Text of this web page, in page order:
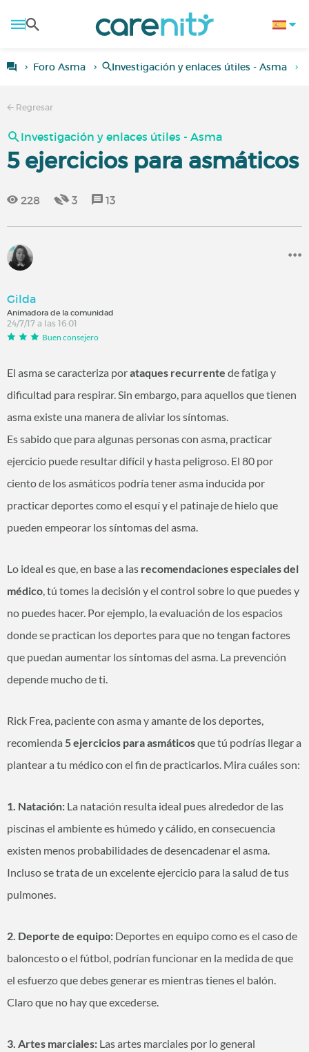
Foro Asma Investigación y enlaces útiles - Asma
Regresar
Investigación y enlaces útiles - Asma
5 ejercicios para asmáticos
228 3 13
Gilda
Animadora de la comunidad
24/7/17 a las 16:01
Buen consejero
El asma se caracteriza porataques recurrente de fatiga y
dificultad para respirar. Sin embargo, para aquellos que tienen
asma existe una manera de aliviar los síntomas.
Es sabido que para algunas personas con asma, practicar
ejercicio puede resultar difícil y hasta peligroso. El 80 por
ciento de los asmáticos podría tener asma inducida por
practicar deportes como el esquí y el patinaje de hielo que
pueden empeorar los síntomas del asma.
Lo ideal es que, en base a las recomendaciones especiales del
médico, tú tomes la decisión y el control sobre lo que puedes y
no puedes hacer. Por ejemplo, la evaluación de los espacios
donde se practican los deportes para que no tengan factores
que puedan aumentar los síntomas del asma. La prevención
depende mucho de ti.
Rick Frea, paciente con asma y amante de los deportes,
recomienda 5 ejercicios para asmáticosque tú podrías llegar a
plantear a tu médico con el fin de practicarlos. Mira cuáles son:
1. Natación: La natación resulta ideal pues alrededor de las
piscinas el ambiente es húmedo y cálido, en consecuencia
existen menos probabilidades de desencadenar el asma.
Incluso se trata de un excelente ejercicio para la salud de tus
pulmones.
2. Deporte de equipo: Deportes en equipo como es el caso de
baloncesto o el fútbol, podrían funcionar en la medida de que
el esfuerzo que debes generar es mientras tienes el balón.
Claro que no hay que excederse.
3. Artes marciales: Las artes marciales por lo general